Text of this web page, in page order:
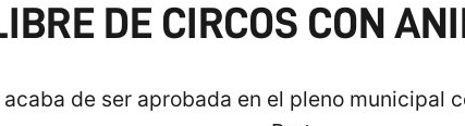
DE CIRCOS CON
de ser aprobada en el pleno municipal